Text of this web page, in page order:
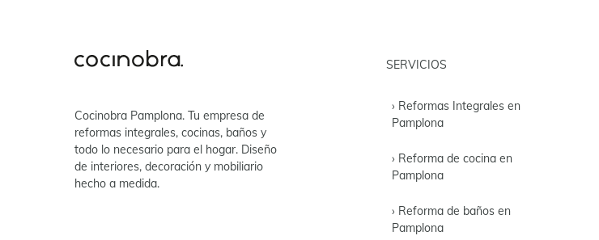
Cocinobra Pamplona. Tu empresa de
reformas integrales, cocinas, baños y
todo lo necesario para el hogar. Diseño
de interiores, decoración y mobiliario
hecho a medida.
SERVICIOS
› Reformas Integrales en
Pamplona
› Reforma de cocina en
Pamplona
› Reforma de baños en
Pamplona